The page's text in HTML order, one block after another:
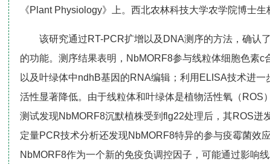
《Plant Physiology》上。西北农林科技大学农学院博士
该研究通过RT-PCR扩增以及DNA测序的方法，确认
的功能。测序结果表明，NbMORF8参与线粒体细胞色素
以及叶绿体中ndhB基因的RNA编辑；利用ELISA技术进
活性显著降低。由于线粒体和叶绿体是植物活性氧（ROS
测试发现NbMORF8沉默植株受到flg22处理后，其ROS
定量PCR技术分析还发现NbMORF8特异的参与疫霉菌效
NbMORF8作为一个新的免疫负调控因子，可能通过影响